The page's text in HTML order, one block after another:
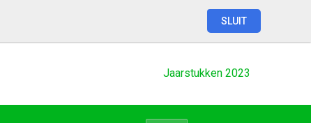
SLUIT
Jaarstukken 2023